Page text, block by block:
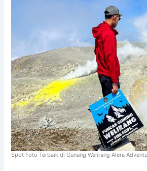
Spot Foto Terbaik di Gunung Welirang Alera